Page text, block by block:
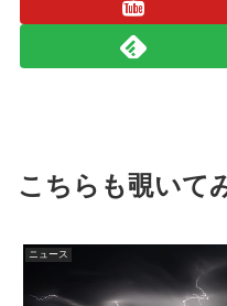
こちらも覗いて
ニュース